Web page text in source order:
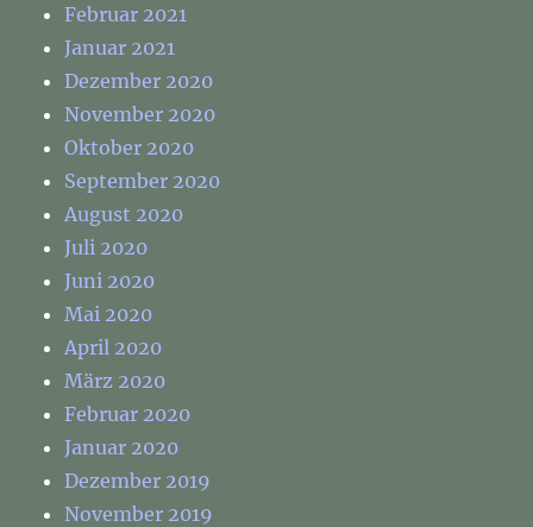
Februar 2021
Januar 2021
Dezember 2020
November 2020
Oktober 2020
September 2020
August 2020
Juli 2020
Juni 2020
Mai 2020
April 2020
März 2020
Februar 2020
Januar 2020
Dezember 2019
November 2019